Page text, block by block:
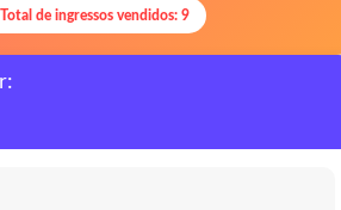
de ingressos vendidos: 9